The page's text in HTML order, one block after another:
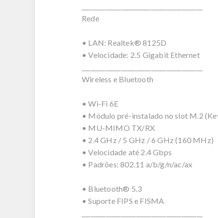
Rede
• LAN: Realtek® 8125D
• Velocidade: 2.5 Gigabit Ethernet
Wireless e Bluetooth
• Wi-Fi 6E
• Módulo pré-instalado no slot M.2
• MU-MIMO TX/RX
• 2.4 GHz / 5 GHz / 6 GHz (160 MHz)
• Velocidade até 2.4 Gbps
• Padrões: 802.11 a/b/g/n/ac/ax
• Bluetooth® 5.3
• Suporte FIPS e FISMA